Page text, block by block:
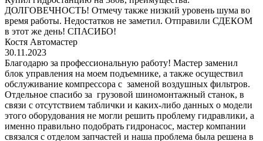
ДОЛГОВЕЧНОСТЬ! Отмечу также низкий уровень шума во
время работы. Недостатков не заметил. Отправили СДЕКОМ
в этот же день! СПАСИБО!
Костя Автомастер
30.11.2023
Благодарю за профессиональную работу! Мастер заменил
блок управления на моем подъемнике, а также осуществил
обслуживание компрессора с заменой воздушных фильтров.
Отдельное спасибо за грузовой шиномонтажный станок, в
связи с отсутствием таблички и каких-либо данных о модели
этого оборудования не могли решить проблему гидравлики, а
именно правильно подобрать гидронасос, мастер компании
связался с отделом запчастей и наша проблема была решена в